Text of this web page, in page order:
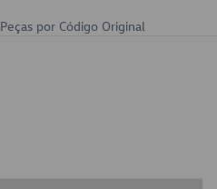
Peças por Código Original